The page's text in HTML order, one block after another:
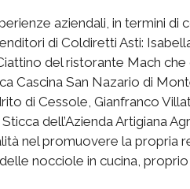
aziendali, in termini di
di Coldiretti Asti:
del ristorante Mach
Cascina San Nazario di
di Cessole, Gianfranco
dell’Azienda Artigiana
nel promuovere la propria
nocciole in cucina,